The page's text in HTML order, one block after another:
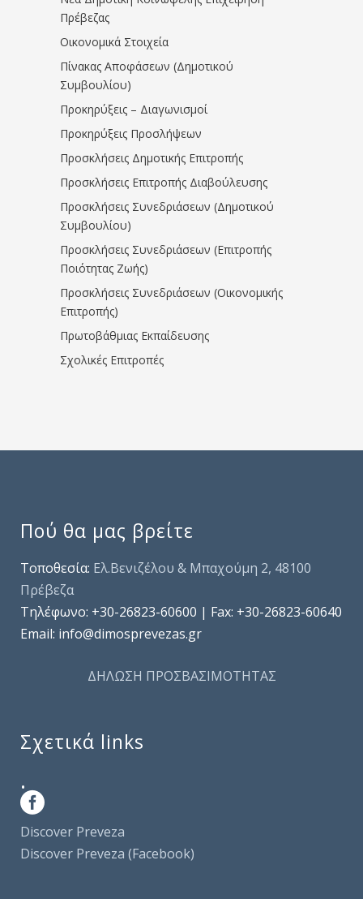
Πρέβεζας
Οικονομικά Στοιχεία
Πίνακας Αποφάσεων (Δημοτικού
Συμβουλίου)
Προκηρύξεις – Διαγωνισμοί
Προκηρύξεις Προσλήψεων
Προσκλήσεις Δημοτικής Επιτροπής
Προσκλήσεις Επιτροπής Διαβούλευσης
Προσκλήσεις Συνεδριάσεων (Δημοτικού
Συμβουλίου)
Προσκλήσεις Συνεδριάσεων (Επιτροπής
Ποιότητας Ζωής)
Προσκλήσεις Συνεδριάσεων (Οικονομικής
Επιτροπής)
Πρωτοβάθμιας Εκπαίδευσης
Σχολικές Επιτροπές
Πού θα μας βρείτε
Τοποθεσία: Ελ.Βενιζέλου & Μπαχούμη 2, 48100
Πρέβεζα
Τηλέφωνo: +30-26823-60600 | Fax: +30-26823-60640
Email: info@dimosprevezas.gr
ΔΗΛΩΣΗ ΠΡΟΣΒΑΣΙΜΟΤΗΤΑΣ
Σχετικά links
.
Discover Preveza
Discover Preveza (Facebook)